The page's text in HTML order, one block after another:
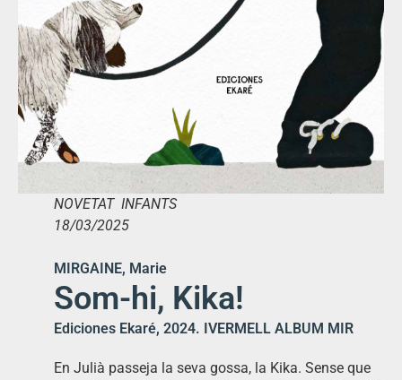
NOVETAT INFANTS
18/03/2025
MIRGAINE, Marie
Som-hi, Kika!
Ediciones Ekaré, 2024. IVERMELL ALBUM MIR
En Julià passeja la seva gossa, la Kika. Sense que